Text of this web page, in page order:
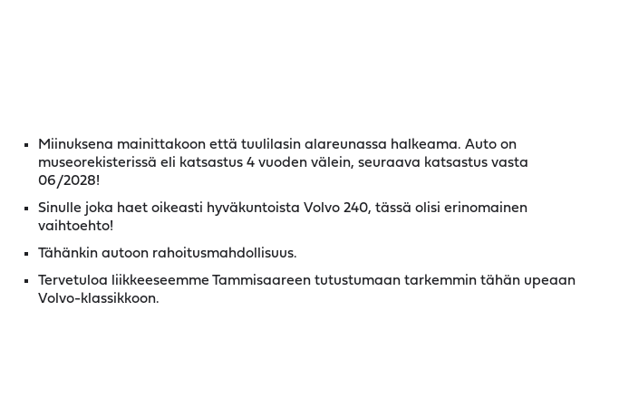
Miinuksena mainittakoon että tuulilasin alareunassa halkeama. Auto on
museorekisterissä eli katsastus 4 vuoden välein, seuraava katsastus vasta
06/2028!
Sinulle joka haet oikeasti hyväkuntoista Volvo 240, tässä olisi erinomainen
vaihtoehto!
Tähänkin autoon rahoitusmahdollisuus.
Tervetuloa liikkeeseemme Tammisaareen tutustumaan tarkemmin tähän upeaan
Volvo-klassikkoon.